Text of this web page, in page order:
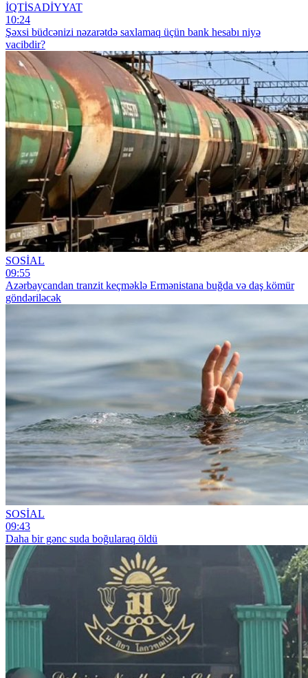
İQTİSADİYYAT
10:24
Şəxsi büdcənizi nəzarətdə saxlamaq üçün bank hesabı niyə
vacibdir?
SOSİAL
09:55
Azərbaycandan tranzit keçməklə Ermənistana buğda və daş kömür
göndəriləcək
SOSİAL
09:43
Daha bir gənc suda boğularaq öldü